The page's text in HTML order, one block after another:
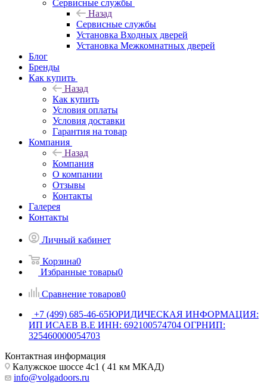
Сервисные службы
Назад
Сервисные службы
Установка Входных дверей
Установка Межкомнатных дверей
Блог
Бренды
Как купить
Назад
Как купить
Условия оплаты
Условия доставки
Гарантия на товар
Компания
Назад
Компания
О компании
Отзывы
Контакты
Галерея
Контакты
Личный кабинет
Корзина0
Избранные товары0
Сравнение товаров0
+7 (499) 685-46-65ЮРИДИЧЕСКАЯ ИНФОРМАЦИЯ:
ИП ИСАЕВ В.Е ИНН: 692100574704 ОГРНИП:
325460000054703
Контактная информация
Калужское шоссе 4с1 ( 41 км МКАД)
info@volgadoors.ru